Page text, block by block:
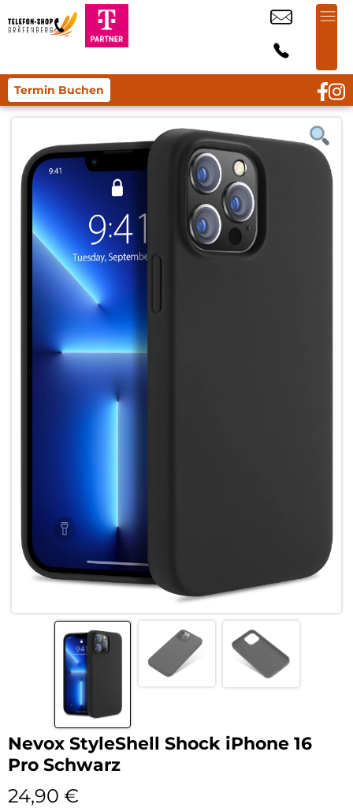
Termin Buchen
Nevox StyleShell Shock iPhone 16
Pro Schwarz
24,90 €